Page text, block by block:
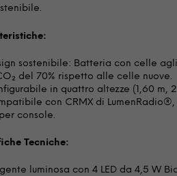
sostenibile: Batteria con celle
del 70% rispetto alle celle nuove.
in quattro altezze (1,60 m,
con CRMX di
console.
Tecniche:
luminosa con 4 LED da 4,5 W